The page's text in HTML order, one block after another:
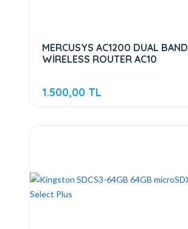
MERCUSYS AC1200 DUAL BAND
WİRELESS ROUTER AC10
1.500,00 TL